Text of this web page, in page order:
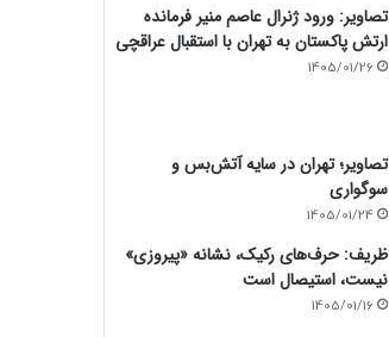
تصاویر: ورود ژنرال عاصم منیر فرمانده
ارتش پاکستان به تهران با استقبال عراقچی
1405/01/26
تصاویر؛ تهران در سایه آتش‌بس و
سوگواری
1405/01/24
ظریف: حرف‌های رکیک، نشانه «پیروزی»
نیست، استیصال است
1405/01/16